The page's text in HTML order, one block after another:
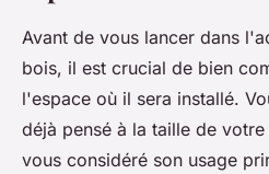
Avant de vous lancer dans
bois, il est crucial de bien
l'espace où il sera installé.
déjà pensé à la taille de
vous considéré son usage